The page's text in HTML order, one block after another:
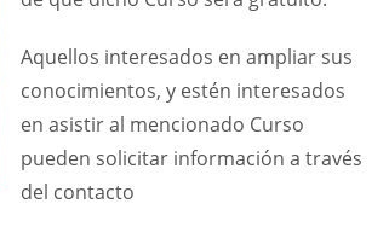
Aquellos interesados en ampliar sus
conocimientos, y estén interesados
en asistir al mencionado Curso
pueden solicitar información a través
del contacto